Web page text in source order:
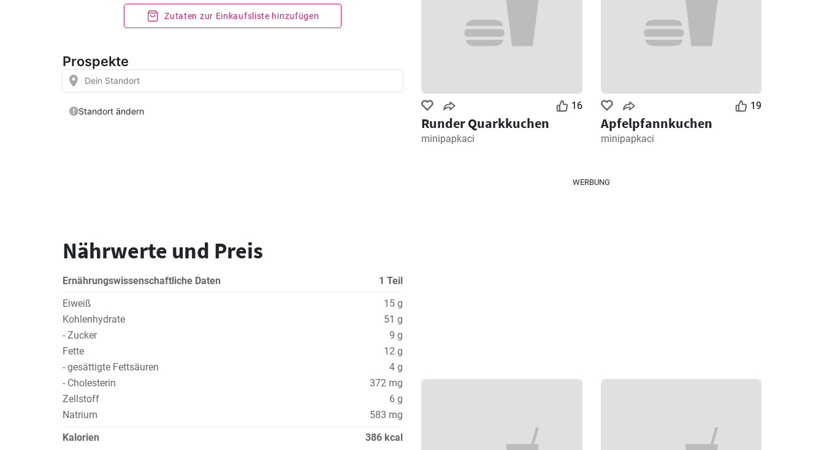
Zutaten zur Einkaufsliste hinzufügen
Nährwerte und Preis
Ernährungswissenschaftliche Daten
1 Teil
Eiweiß
15 g
Kohlenhydrate
51 g
- Zucker
9 g
Fette
12 g
- gesättigte Fettsäuren
4 g
- Cholesterin
372 mg
Zellstoff
6 g
Natrium
583 mg
Kalorien
386 kcal
16
Runder Quarkkuchen
minipapkaci
19
Apfelpfannkuchen
minipapkaci
WERBUNG